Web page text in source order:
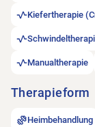
Kiefertherapie
Manualtherapie
Therapieform
Heimbehandlung